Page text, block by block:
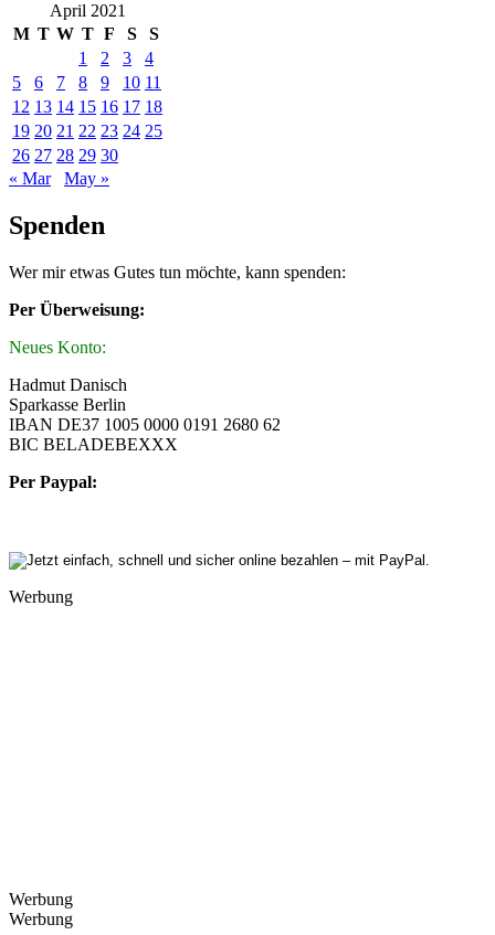
April 2021
M T W T F S
S
1
2 3
4
5
6 7 8 9 10 11
12 13 14 15 16 17 18
19 20 21 22 23 24 25
26 27 28 29 30
« Mar
May »
Spenden
Wer mir etwas Gutes tun möchte, kann spenden:
Per Überweisung:
Neues Konto:
Hadmut Danisch
Sparkasse Berlin
IBAN DE37 1005 0000 0191 2680 62
BIC BELADEBEXXX
Per Paypal:
Werbung
Werbung
Werbung